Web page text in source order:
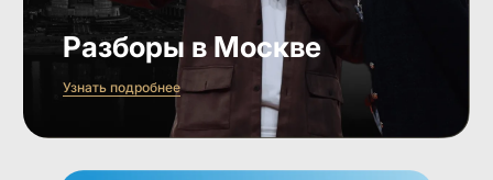
Разборы в Москве
Узнать подробнее